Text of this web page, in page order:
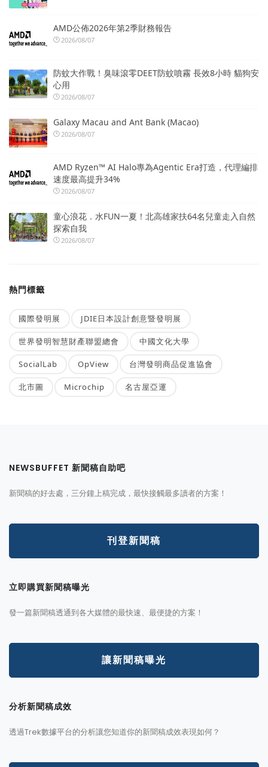
AMD公佈2026年第2季財務報告
2026/08/07
防蚊大作戰！臭味滾零DEET防蚊噴霧 長效8小時 貓狗安
心用
2026/08/07
Galaxy Macau and Ant Bank (Macao)
2026/08/07
AMD Ryzen™ AI Halo專為Agentic Era打造，代理編排
速度最高提升34%
2026/08/07
童心浪花．水FUN一夏！北高雄家扶64名兒童走入自然
探索自我
2026/08/07
熱門標籤
國際發明展 JDIE日本設計創意暨發明展
世界發明智慧財產聯盟總會 中國文化大學
SocialLab OpView 台灣發明商品促進協會
北市圖 Microchip 名古屋亞運
NEWSBUFFET 新聞稿自助吧
新聞稿的好去處，三分鐘上稿完成，最快接觸最多讀者的方案！
刊登新聞稿
立即購買新聞稿曝光
發一篇新聞稿透通到各大媒體的最快速、最便捷的方案！
讓新聞稿曝光
分析新聞稿成效
透過Trek數據平台的分析讓您知道你的新聞稿成效表現如何？